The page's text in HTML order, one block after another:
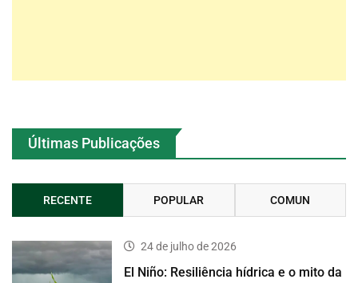
Últimas Publicações
RECENTE POPULAR COMUN
24 de julho de 2026
El Niño: Resiliência hídrica e o mito da